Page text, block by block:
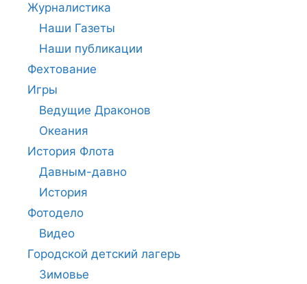
Журналистика
Наши Газеты
Наши публикации
Фехтование
Игры
Ведущие Драконов
Океания
История Флота
Давным-давно
История
Фотодело
Видео
Городской детский лагерь
Зимовье